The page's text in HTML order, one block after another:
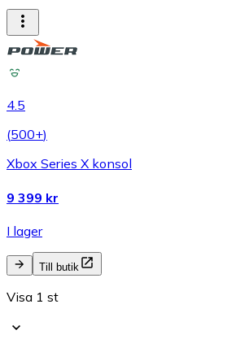
4.5
(500+)
Xbox Series X konsol
9 399 kr
I lager
Till butik
Visa 1 st